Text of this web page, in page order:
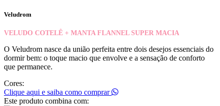
Veludrom
VELUDO COTELÊ + MANTA FLANNEL SUPER MACIA
O Veludrom nasce da união perfeita entre dois desejos essenciais do
dormir bem: o toque macio que envolve e a sensação de conforto
que permanece.
Cores:
Clique aqui e saiba como comprar
Este produto combina com: